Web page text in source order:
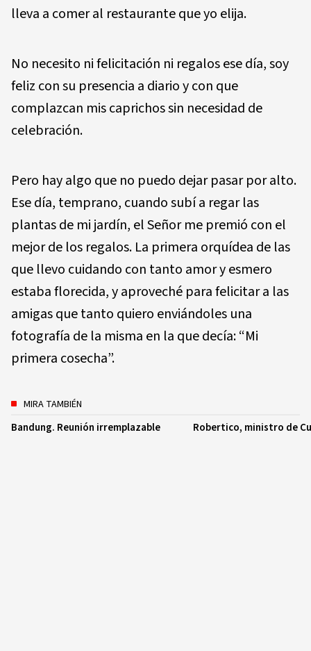
lleva a comer al restaurante que yo elija.
No necesito ni felicitación ni regalos ese día, soy
feliz con su presencia a diario y con que
complazcan mis caprichos sin necesidad de
celebración.
Pero hay algo que no puedo dejar pasar por alto.
Ese día, temprano, cuando subí a regar las
plantas de mi jardín, el Señor me premió con el
mejor de los regalos. La primera orquídea de las
que llevo cuidando con tanto amor y esmero
estaba florecida, y aproveché para felicitar a las
amigas que tanto quiero enviándoles una
fotografía de la misma en la que decía: “Mi
primera cosecha”.
MIRA TAMBIÉN
Bandung. Reunión irremplazable Robertico, ministro de